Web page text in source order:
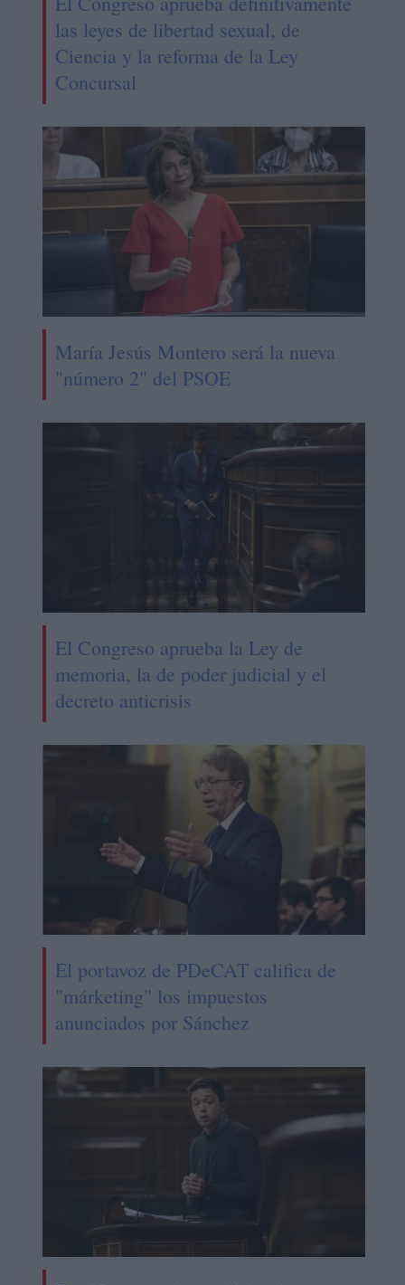
las leyes de libertad sexual, de
Ciencia y la reforma de la Ley
Concursal
María Jesús Montero será la nueva
"número 2" del PSOE
El Congreso aprueba la Ley de
memoria, la de poder judicial y el
decreto anticrisis
El portavoz de PDeCAT califica de
"márketing" los impuestos
anunciados por Sánchez